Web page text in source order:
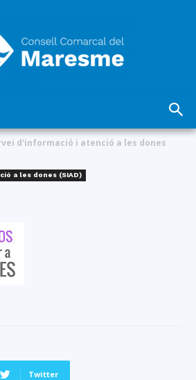
Comarcal
d'informació i atenció a les dones
a les dones (SIAD)
Twitter